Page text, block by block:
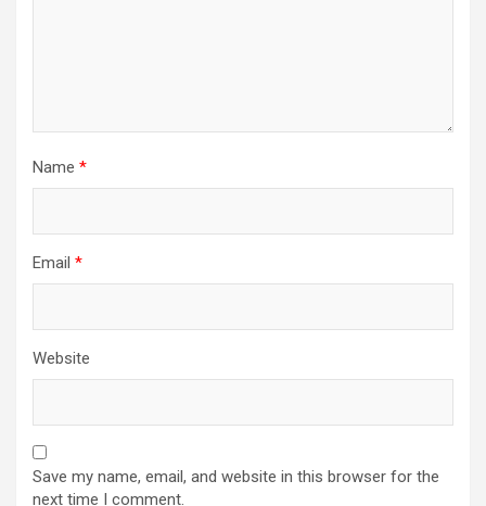
Name *
Email *
Website
Save my name, email, and website in this browser for the
next time I comment.